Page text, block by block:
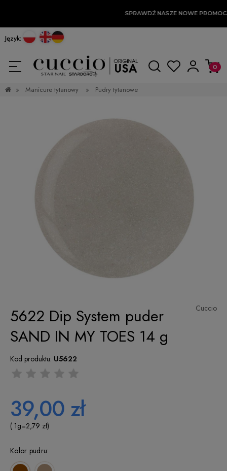
SPRAWDŹ NASZE NOWE
Język:
» Manicure tytanowy » Pudry tytanowe
Cuccio
5622 Dip System puder
SAND IN MY TOES 14 g
Kod produktu: U5622
39,00 zł
( 1g=2,79 zł)
Kolor pudru: